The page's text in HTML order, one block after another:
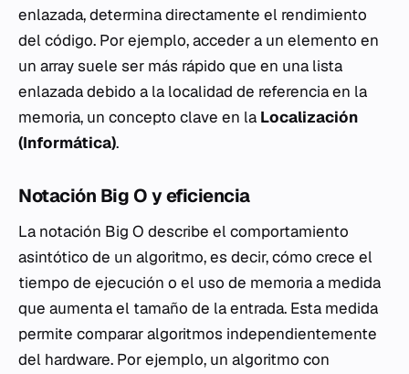
enlazada, determina directamente el rendimiento
del código. Por ejemplo, acceder a un elemento en
un arraysuele ser más rápido que en una lista
enlazada debido a la localidad de referencia en la
memoria, un concepto clave en la Localización
(Informática).
Notación Big O y eficiencia
La notación Big O describe el comportamiento
asintótico de un algoritmo, es decir, cómo crece el
tiempo de ejecución o el uso de memoria a medida
que aumenta el tamaño de la entrada. Esta medida
permite comparar algoritmos independientemente
del hardware. Por ejemplo, un algoritmo con